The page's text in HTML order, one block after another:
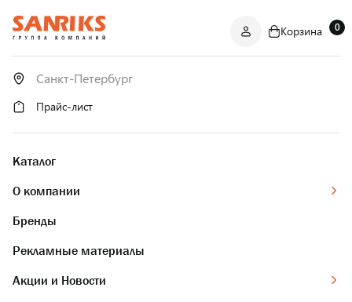
ОПТОМ
И В РОЗНИЦУ
Корзина 0
Прайс-лист
Каталог
О компании
Бренды
Рекламные материалы
Акции и Новости